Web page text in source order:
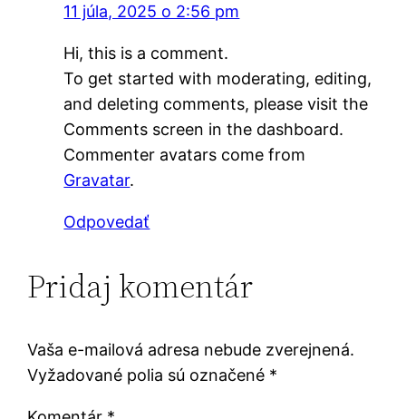
11 júla, 2025 o 2:56 pm
Hi, this is a comment.
To get started with moderating, editing,
and deleting comments, please visit the
Comments screen in the dashboard.
Commenter avatars come from
Gravatar.
Odpovedať
Pridaj komentár
Vaša e-mailová adresa nebude zverejnená.
Vyžadované polia sú označené *